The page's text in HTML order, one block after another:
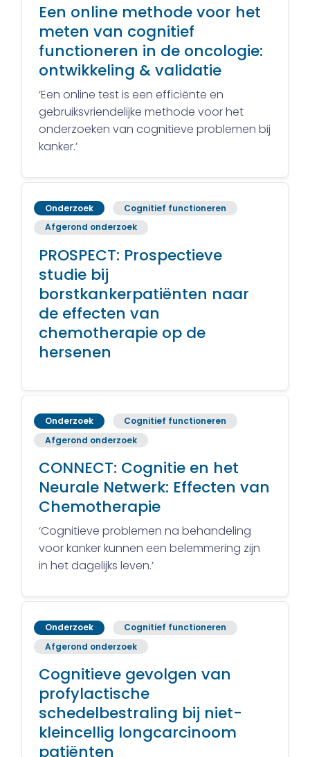
Een online methode voor het
meten van cognitief
functioneren in de oncologie:
ontwikkeling & validatie
‘Een online test is een efficiënte en
gebruiksvriendelijke methode voor het
onderzoeken van cognitieve problemen bij
kanker.’
Onderzoek
Cognitief functioneren
Afgerond onderzoek
PROSPECT: Prospectieve
studie bij
borstkankerpatiënten naar
de effecten van
chemotherapie op de
hersenen
Onderzoek
Cognitief functioneren
Afgerond onderzoek
CONNECT: Cognitie en het
Neurale Netwerk: Effecten van
Chemotherapie
‘Cognitieve problemen na behandeling
voor kanker kunnen een belemmering zijn
in het dagelijks leven.’
Onderzoek
Cognitief functioneren
Afgerond onderzoek
Cognitieve gevolgen van
profylactische
schedelbestraling bij niet-
kleincellig longcarcinoom
patiënten